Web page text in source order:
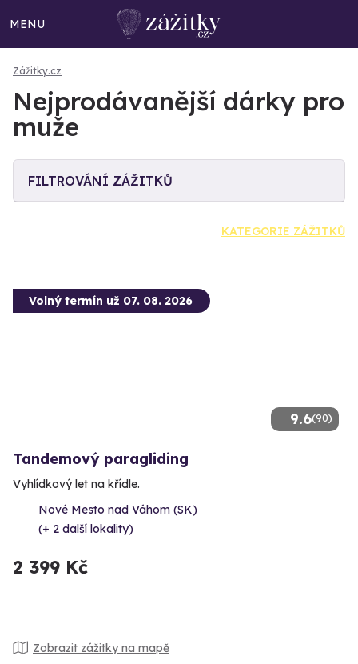
MENU
Zážitky.cz
Nejprodávanější dárky pro
muže
FILTROVÁNÍ ZÁŽITKŮ
KATEGORIE ZÁŽITKŮ
9.6(90)
Volný termín už 07. 08. 2026
Tandemový paragliding
Vyhlídkový let na křídle.
Nové Mesto nad Váhom (SK)
(+ 2 další lokality)
2 399 Kč
Zobrazit zážitky na mapě